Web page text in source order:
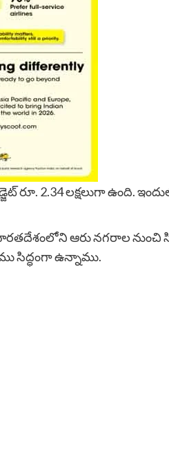
రూ. 2.34 లక్షలుగా ఉంది.
ఆరు నగరాల నుంచి
సిద్ధంగా ఉన్నాము.